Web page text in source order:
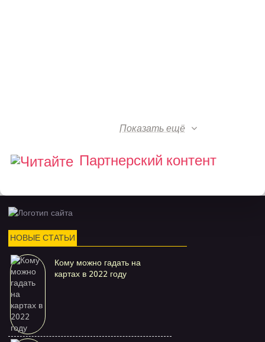
Показать ещё
Партнерский контент
НОВЫЕ СТАТЬИ
Кому можно гадать на
картах в 2022 году